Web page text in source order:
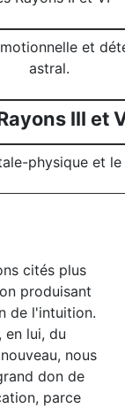
et
astral.
III et
physique et
cités plus
produisant
de l'intuition.
en lui, du
nous
don de
parce